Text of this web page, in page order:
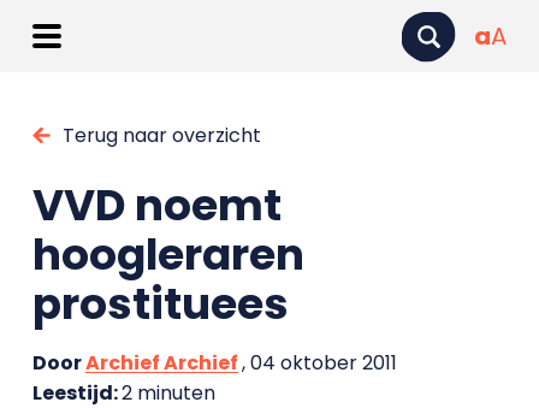
aA
Terug naar overzicht
VVD noemt
hoogleraren
prostituees
DoorArchief Archief, 04 oktober 2011
Leestijd:2 minuten